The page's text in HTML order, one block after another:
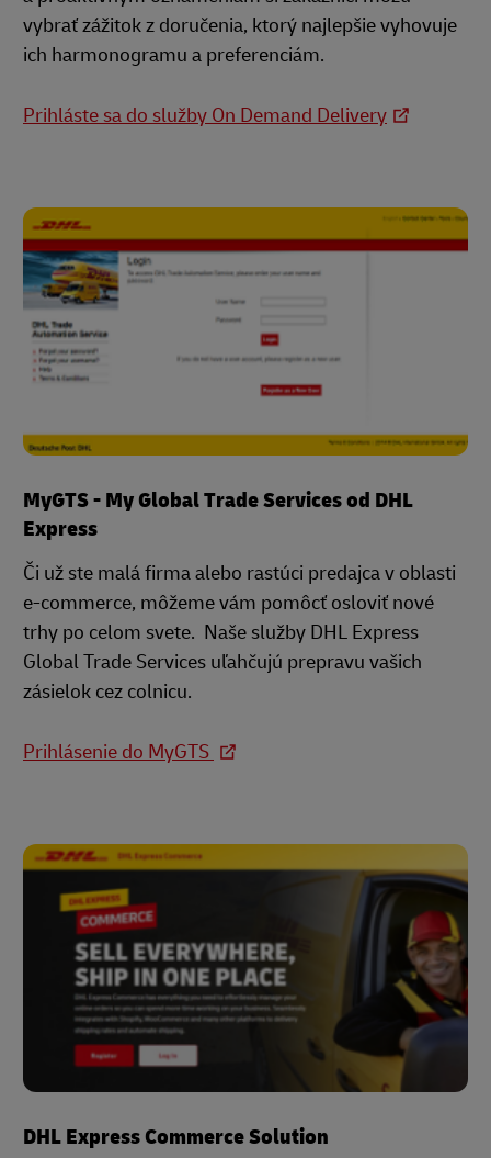
vybrať zážitok z doručenia, ktorý najlepšie vyhovuje
ich harmonogramu a preferenciám.
Prihláste sa do služby On Demand Delivery
MyGTS - My Global Trade Services od DHL
Express
Či už ste malá firma alebo rastúci predajca v oblasti
e-commerce, môžeme vám pomôcť osloviť nové
trhy po celom svete. Naše služby DHL Express
Global Trade Services uľahčujú prepravu vašich
zásielok cez colnicu.
Prihlásenie do MyGTS
DHL Express Commerce Solution